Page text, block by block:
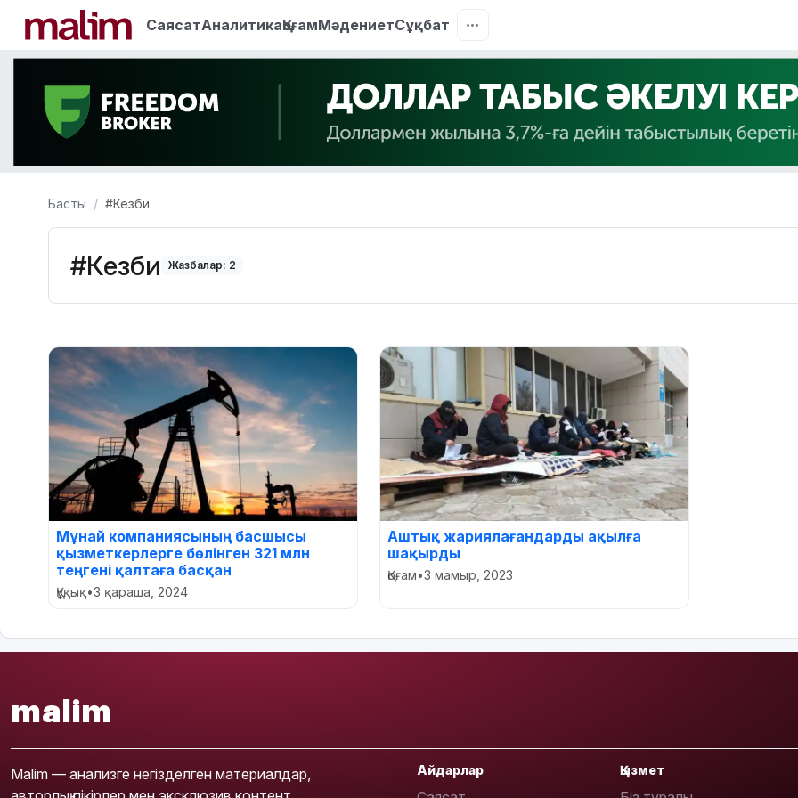
СаясатАналитикаҚоғамМәдениетСұқбат
Басты #Кезби
#Кезби Жазбалар: 2
Мұнай компаниясының басшысы
қызметкерлерге бөлінген 321 млн
теңгені қалтаға басқан
Құқық•3 қараша, 2024
Аштық жариялағандарды ақылға
шақырды
Қоғам•3 мамыр, 2023
malim
Malim — анализге негізделген материалдар,
Айдарлар Қызмет